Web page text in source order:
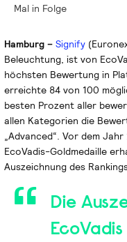
Mal in Folge
Hamburg – Signify
Beleuchtung, ist von
höchsten Bewertung in
erreichte 84 von 100
besten Prozent aller
allen Kategorien die
„Advanced“. Vor dem
EcoVadis-Goldmedaille
Auszeichnung des
Die